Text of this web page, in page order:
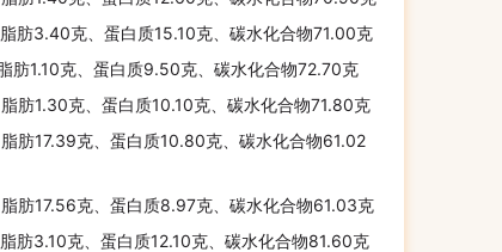
肪3.40克、蛋白质15.10克、碳水化合物71.00克
肪1.10克、蛋白质9.50克、碳水化合物72.70克
肪1.30克、蛋白质10.10克、碳水化合物71.80克
肪17.39克、蛋白质10.80克、碳水化合物61.02
肪17.56克、蛋白质8.97克、碳水化合物61.03克
肪3.10克、蛋白质12.10克、碳水化合物81.60克